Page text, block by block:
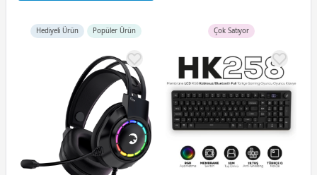
Hediyeli Ürün Popüler Ürün Çok Satıyor